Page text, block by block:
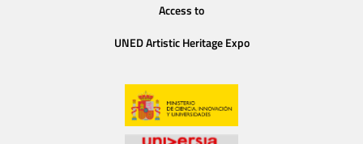
Access to
UNED Artistic Heritage Expo